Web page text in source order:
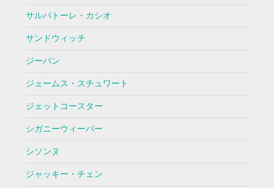
サルバトーレ・カシオ
サンドウィッチ
ジーパン
ジェームス・スチュワート
ジェットコースター
シガニーウィーバー
シソンヌ
ジャッキー・チェン